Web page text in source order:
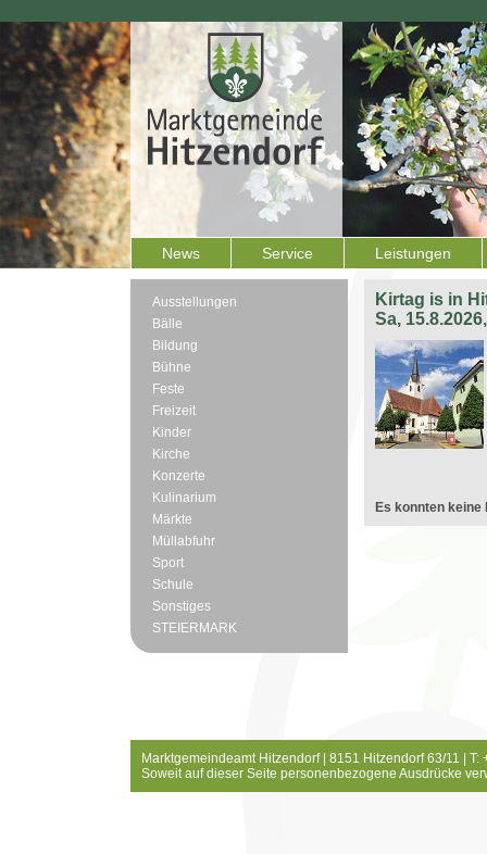
News Service Leistungen
Ausstellungen
Bälle
Bildung
Bühne
Feste
Freizeit
Kinder
Kirche
Konzerte
Kulinarium
Märkte
Müllabfuhr
Sport
Schule
Sonstiges
STEIERMARK
Kirtag is in
Sa,
Es konnten keine
Marktgemeindeamt Hitzendorf | 8151 Hitzendorf 63/11 |
Soweit auf dieser Seite personenbezogene Ausdrücke